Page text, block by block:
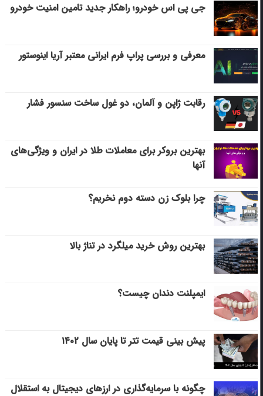
جی پی اس خودرو؛ راهکار جدید تامین امنیت خودرو
معرفی و بررسی پراپ فرم ایرانی معتبر آریا اینوستور
رقابت ژاپن و آلمان، دو غول ساخت سنسور فشار
بهترین بروکر برای معاملات طلا در ایران و ویژگی‌های
آنها
چرا بلوک زن دسته دوم نخریم؟
بهترین روش خرید میلگرد در تناژ بالا
ایمپلنت دندان چیست؟
پیش بینی قیمت تتر تا پایان سال ۱۴۰۲
چگونه با سرمایه‌گذاری در ارزهای دیجیتال به استقلال